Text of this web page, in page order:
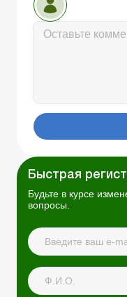
Быстрая
Будьте в курсе
вопросы.